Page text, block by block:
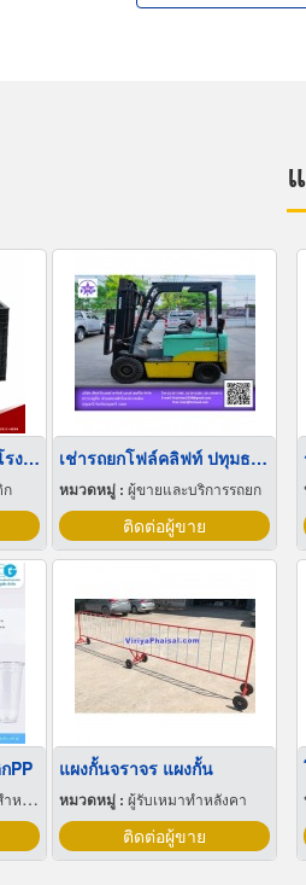
ลังผลไม้พลาสติก ราคาโรงงาน เช่ารถยกโฟล์คลิฟท์ ปทุมธานี
หมวดหมู่ :ผู้ขายและบริการรถยก
ติดต่อผู้ขาย
PP
รจุ
แผงกั้นจราจร แผงกั้น
หมวดหมู่ :ผู้รับเหมาทำหลังคา
ติดต่อผู้ขาย